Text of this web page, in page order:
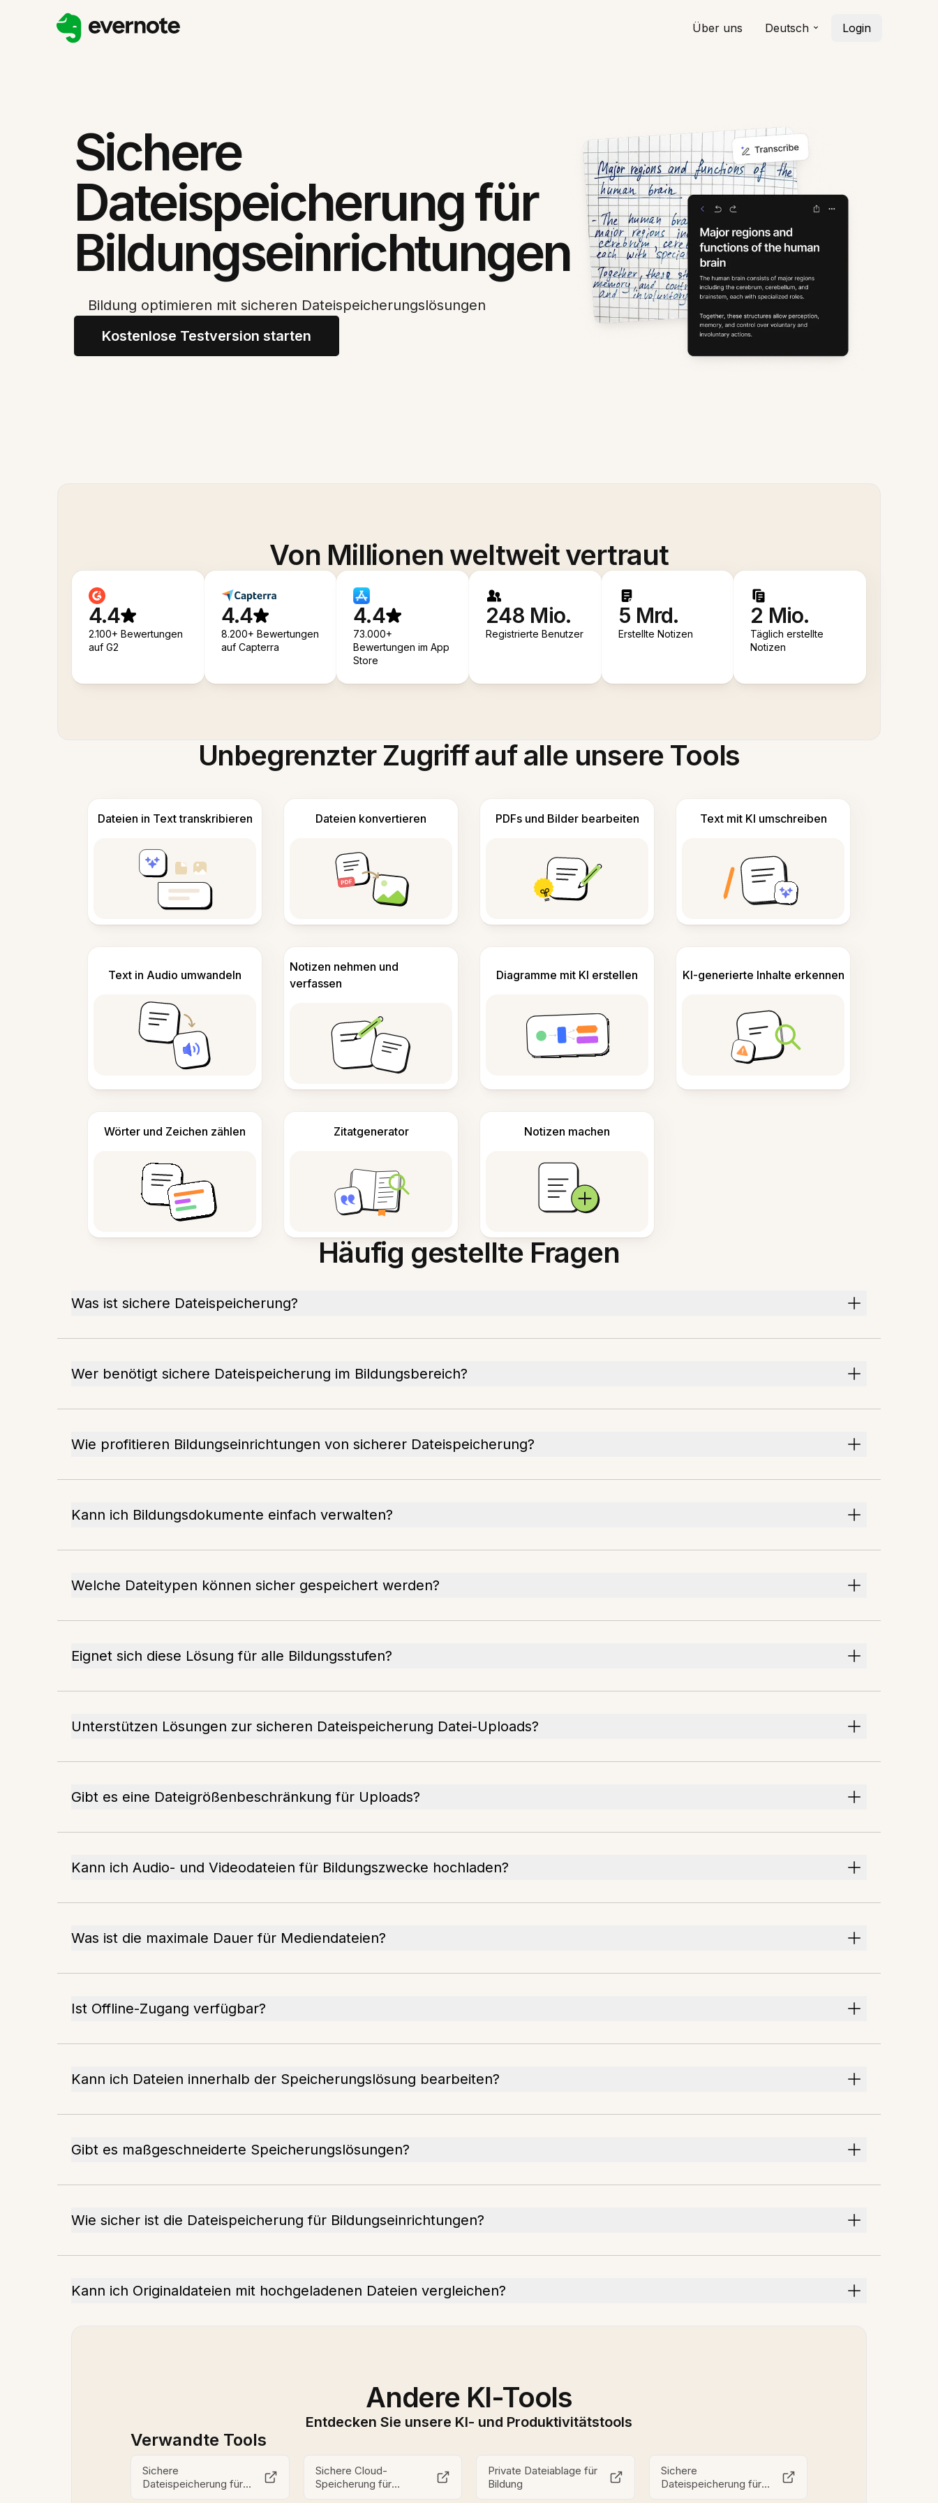
Über uns Deutsch Login
Sichere
Dateispeicherung für
Bildungseinrichtungen
Bildung optimieren mit sicheren Dateispeicherungslösungen
Kostenlose Testversion starten
Von Millionen weltweit vertraut
4.4
2.100+ Bewertungen
auf G2
4.4
8.200+ Bewertungen
auf Capterra
4.4
73.000+
Bewertungen im App
Store
248 Mio.
Registrierte Benutzer
5 Mrd.
Erstellte Notizen
2 Mio.
Täglich erstellte
Notizen
Unbegrenzter Zugriff auf alle unsere Tools
Dateien in Text transkribieren Dateien konvertieren PDFs und Bilder bearbeiten Text mit KI umschreiben
Text in Audio umwandeln
Notizen nehmen und
verfassen
Diagramme mit KI erstellen KI-generierte Inhalte erkennen
Wörter und Zeichen zählen Zitatgenerator Notizen machen
Häufig gestellte Fragen
Was ist sichere Dateispeicherung?
Wer benötigt sichere Dateispeicherung im Bildungsbereich?
Wie profitieren Bildungseinrichtungen von sicherer Dateispeicherung?
Kann ich Bildungsdokumente einfach verwalten?
Welche Dateitypen können sicher gespeichert werden?
Eignet sich diese Lösung für alle Bildungsstufen?
Unterstützen Lösungen zur sicheren Dateispeicherung Datei-Uploads?
Gibt es eine Dateigrößenbeschränkung für Uploads?
Kann ich Audio- und Videodateien für Bildungszwecke hochladen?
Was ist die maximale Dauer für Mediendateien?
Ist Offline-Zugang verfügbar?
Kann ich Dateien innerhalb der Speicherungslösung bearbeiten?
Gibt es maßgeschneiderte Speicherungslösungen?
Wie sicher ist die Dateispeicherung für Bildungseinrichtungen?
Kann ich Originaldateien mit hochgeladenen Dateien vergleichen?
Andere KI-Tools
Entdecken Sie unsere KI- und Produktivitätstools
Verwandte Tools
Sichere
Dateispeicherung für
Sichere Cloud-
Speicherung für
Private Dateiablage für
Bildung
Sichere
Dateispeicherung für